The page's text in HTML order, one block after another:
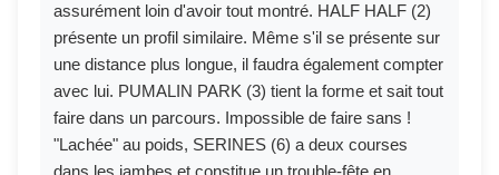
assurément loin d'avoir tout montré. HALF HALF (2)
présente un profil similaire. Même s'il se présente sur
une distance plus longue, il faudra également compter
avec lui. PUMALIN PARK (3) tient la forme et sait tout
faire dans un parcours. Impossible de faire sans !
"Lachée" au poids, SERINES (6) a deux courses
dans les jambes et constitue un trouble-fête en